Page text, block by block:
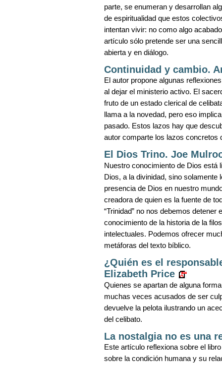
parte, se enumeran y desarrollan
de espiritualidad que estos
intentan vivir: no como algo
artículo sólo pretende ser una
abierta y en diálogo.
Continuidad y cambio.
El autor propone algunas
al dejar el ministerio activo. El
fruto de un estado clerical de
llama a la novedad, pero eso
pasado. Estos lazos hay que
autor comparte los lazos concretos
El Dios Trino. Joe
Nuestro conocimiento de Dios está
Dios, a la divinidad, sino solamente
presencia de Dios en nuestro
creadora de quien es la fuente de
“Trinidad” no nos debemos
conocimiento de la historia de la
intelectuales. Podemos ofrecer
metáforas del texto bíblico.
¿Quién es el
Elizabeth Price
Quienes se apartan de alguna
muchas veces acusados de ser
devuelve la pelota ilustrando un
del celibato.
La nostalgia no es una
Este artículo reflexiona sobre el
sobre la condición humana y su